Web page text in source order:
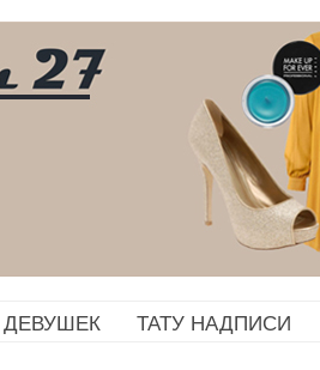
ДЕВУШЕК ТАТУ НАДПИСИ